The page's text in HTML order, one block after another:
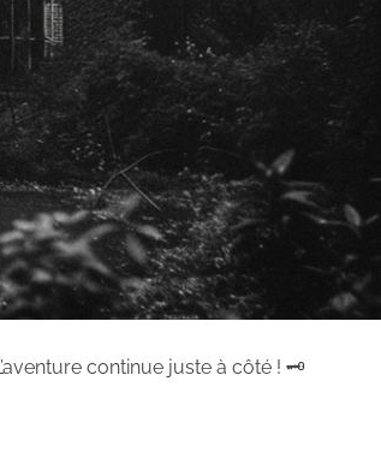
continue juste à côté ! 🗝️